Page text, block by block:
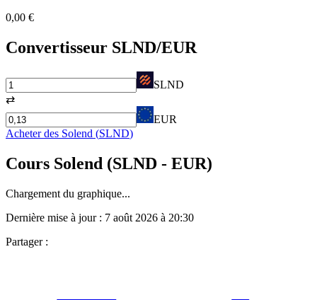
0,00 €
Convertisseur SLND/EUR
SLND
⇄
EUR
Acheter des Solend (SLND)
Cours Solend (SLND - EUR)
Chargement du graphique...
Dernière mise à jour : 7 août 2026 à 20:30
Partager :